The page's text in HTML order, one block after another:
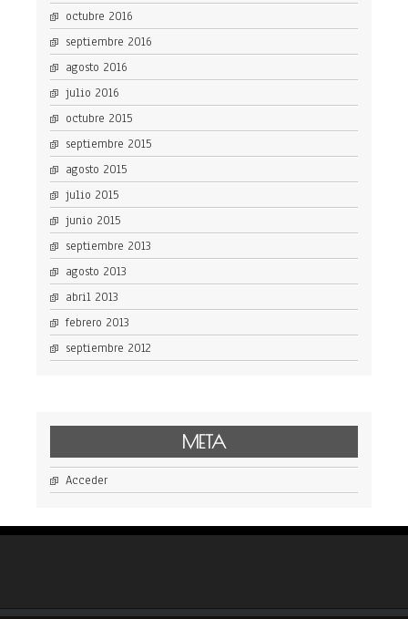
octubre 2016
septiembre 2016
agosto 2016
julio 2016
octubre 2015
septiembre 2015
agosto 2015
julio 2015
junio 2015
septiembre 2013
agosto 2013
abril 2013
febrero 2013
septiembre 2012
META
Acceder